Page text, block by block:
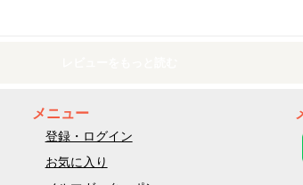
メニュー
登録・ログイン
お気に入り